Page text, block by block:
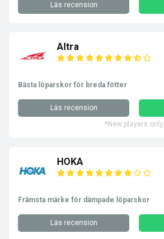
Läs recension
Altra
Bästa löparskor för breda fötter
Läs recension
*New players only
HOKA
Främsta märke för dämpade löparskor
Läs recension